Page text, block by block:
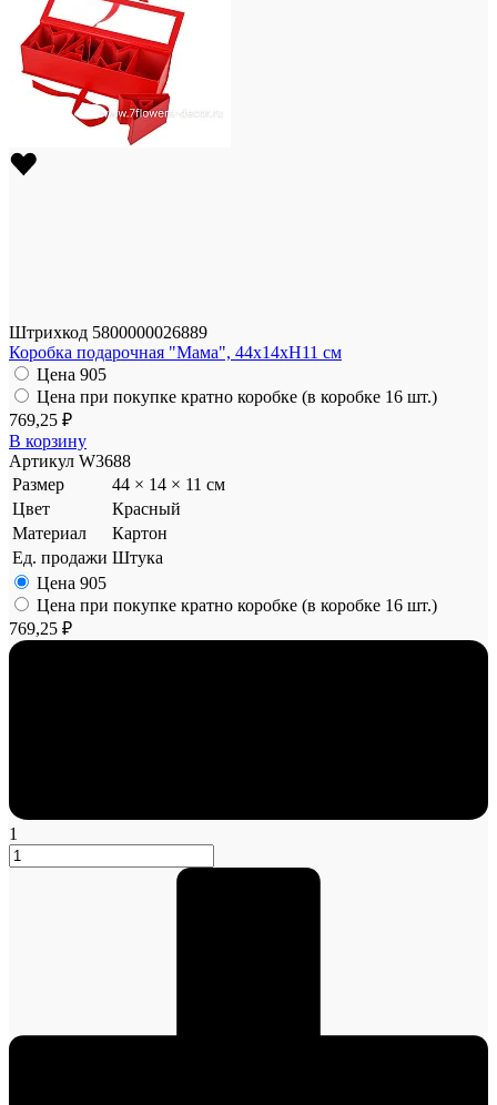
Штрихкод 5800000026889
Коробка подарочная "Мама", 44x14xH11 см
Цена 905
Цена при покупке кратно коробке (в коробке 16 шт.)
769,25 ₽
В корзину
Артикул W3688
Размер
44 × 14 × 11 см
Цвет
Красный
Материал
Картон
Ед. продажи Штука
Цена 905
Цена при покупке кратно коробке (в коробке 16 шт.)
769,25 ₽
1